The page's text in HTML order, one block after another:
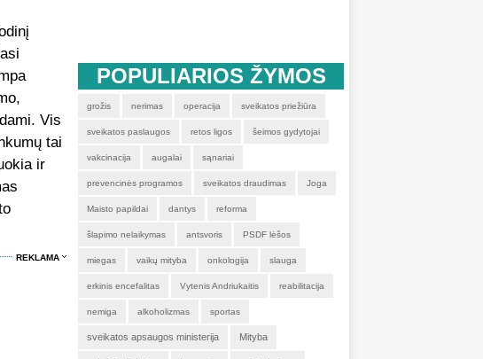
Vis
tai
ir
REKLAMA
POPULIARIOS ŽYMOS
grožis nerimas operacija sveikatos priežiūra
sveikatos paslaugos retos ligos šeimos gydytojai
vakcinacija augalai sąnariai
prevencinės programos sveikatos draudimas Joga
Maisto papildai dantys reforma
šlapimo nelaikymas antsvoris PSDF lėšos
miegas vaikų mityba onkologija slauga
erkinis encefalitas Vytenis Andriukaitis reabilitacija
nemiga alkoholizmas sportas
sveikatos apsaugos ministerija Mityba